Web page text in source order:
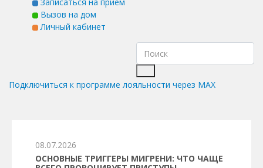
Вызов на дом
Личный кабинет
Подключиться к программе лояльности через MAX
08.07.2026
ОСНОВНЫЕ ТРИГГЕРЫ МИГРЕНИ: ЧТО ЧАЩЕ